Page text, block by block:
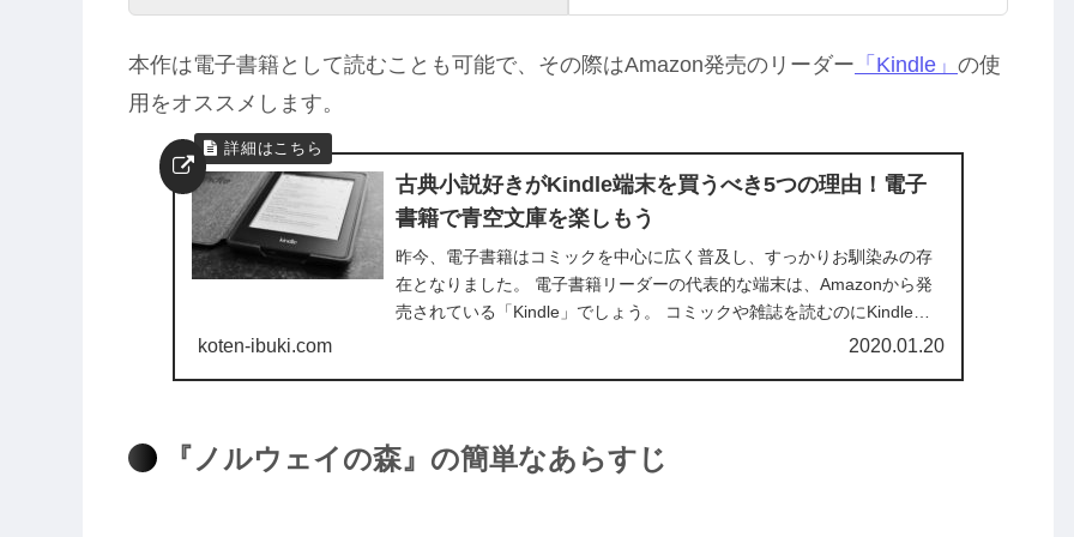
本作は電子書籍として読むことも可能で、その際はAmazon発売のリーダー 「Kindle」 の使
用をオススメします。
古典小説好きがKindle端末を買うべき5つの理由！電子
書籍で青空文庫を楽しもう
昨今、電子書籍はコミックを中心に広く普及し、すっかりお馴染みの存
在となりました。 電子書籍リーダーの代表的な端末は、Amazonから発
売されている「Kindle」でしょう。 コミックや雑誌を読むのにKindleを
koten-ibuki.com 2020.01.20
『ノルウェイの森』の簡単なあらすじ